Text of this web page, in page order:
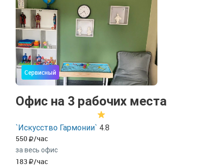
Сервисный
Офис на 3 рабочих места
`Искусство Гармонии` 4.8
550 /час
за весь офис
183 /час